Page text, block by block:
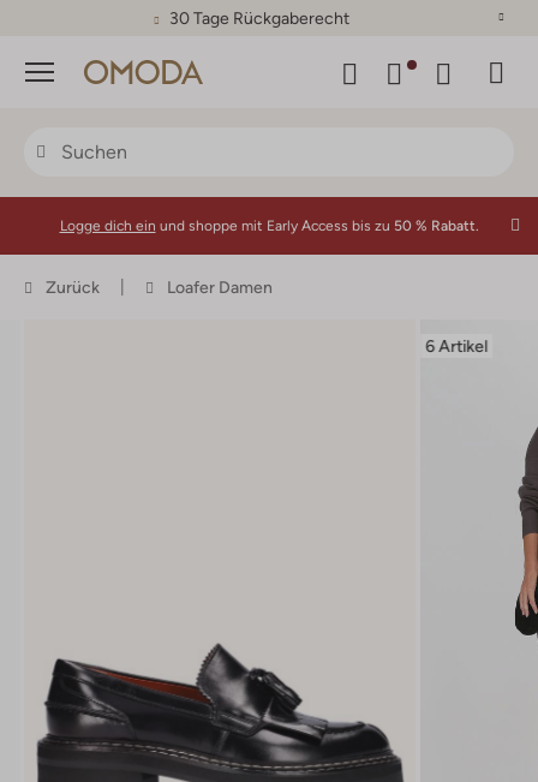
30 Tage Rückgaberecht
Menü
Logge dich ein und shoppe mit Early Access bis zu 50 % Rabatt.
Zurück Loafer Damen
6 Artikel